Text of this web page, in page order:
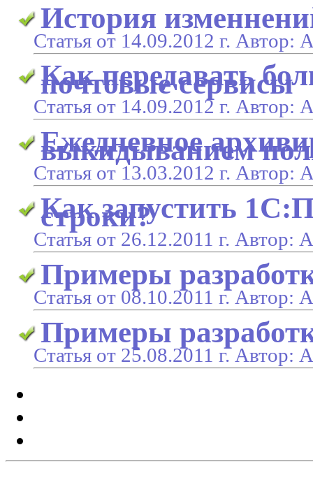
История
Статья от 14.09.2012 г. Автор:
Как передавать
почтовые сервисы
Статья от 14.09.2012 г. Автор:
Ежедневное
выкидыванием
Статья от 13.03.2012 г. Автор:
Как запустить
строки?
Статья от 26.12.2011 г. Автор:
Примеры
Статья от 08.10.2011 г. Автор:
Примеры
Статья от 25.08.2011 г. Автор: